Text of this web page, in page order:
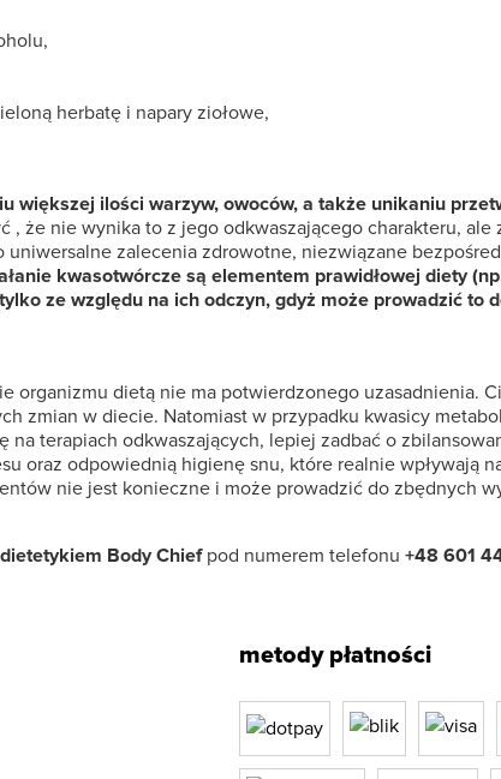
herbatę i napary ziołowe,
większej ilości warzyw, owoców, a także unikaniu
że nie wynika to z jego odkwaszającego charakteru, ale
zalecenia zdrowotne, niezwiązane
kwasotwórcze są elementem prawidłowej diety
ze względu na ich odczyn, gdyż może prowadzić to
organizmu dietą nie ma potwierdzonego uzasadnienia.
zmian w diecie. Natomiast w przypadku kwasicy
na terapiach odkwaszających, lepiej zadbać o
oraz odpowiednią higienę snu, które realnie wpływają
nie jest konieczne i może prowadzić do zbędnych
Body Chiefpod numerem telefonu +48 601
metody płatności